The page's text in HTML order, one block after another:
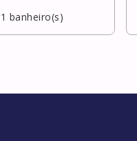
1 banheiro(s)